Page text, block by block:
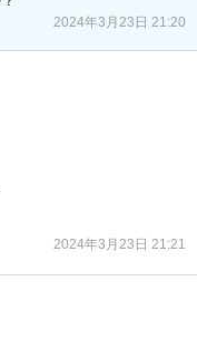
2024年3月23日 21:20
2024年3月23日 21:21